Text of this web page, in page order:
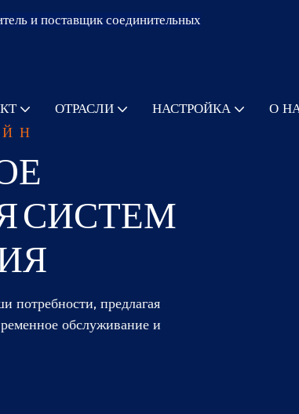
и поставщик соединительных
ОТРАСЛИ НАСТРОЙКА О
СИСТЕМ
потребности, предлагая
обслуживание и